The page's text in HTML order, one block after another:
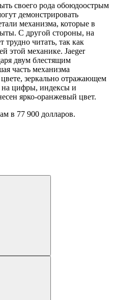
своего рода обоюдоострым
демонстрировать
механизма, которые в
С другой стороны, на
трудно читать, так как
этой механике. Jaeger
двум блестящим
часть механизма
зеркально отражающем
на цифры, индексы и
ярко-оранжевый цвет.
в 77 900 долларов.